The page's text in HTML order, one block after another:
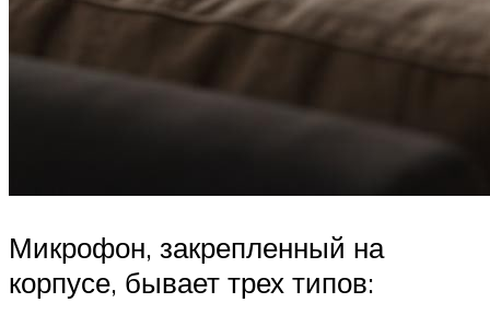
Микрофон, закрепленный на
корпусе, бывает трех типов: